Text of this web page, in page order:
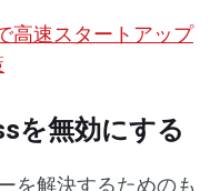
高速スタートアップ
を無効にする
を解決するためのも